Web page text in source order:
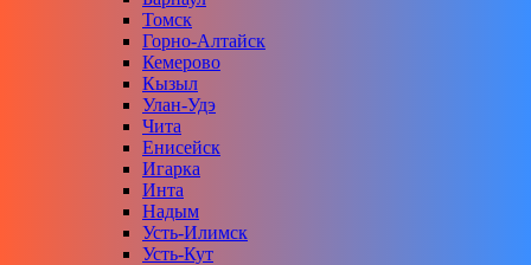
Томск
Горно-Алтайск
Кемерово
Кызыл
Улан-Удэ
Чита
Енисейск
Игарка
Инта
Надым
Усть-Илимск
Усть-Кут